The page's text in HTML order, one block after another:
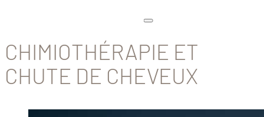
CHIMIOTHÉRAPIE ET
CHUTE DE CHEVEUX